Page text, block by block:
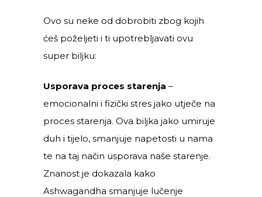
Ovo su neke od dobrobiti zbog kojih
ćeš poželjeti i ti upotrebljavati ovu
super biljku:
Usporava proces starenja –
emocionalni i fizički stres jako utječe na
proces starenja. Ova biljka jako umiruje
duh i tijelo, smanjuje napetosti u nama
te na taj način usporava naše starenje.
Znanost je dokazala kako
Ashwagandha smanjuje lučenje